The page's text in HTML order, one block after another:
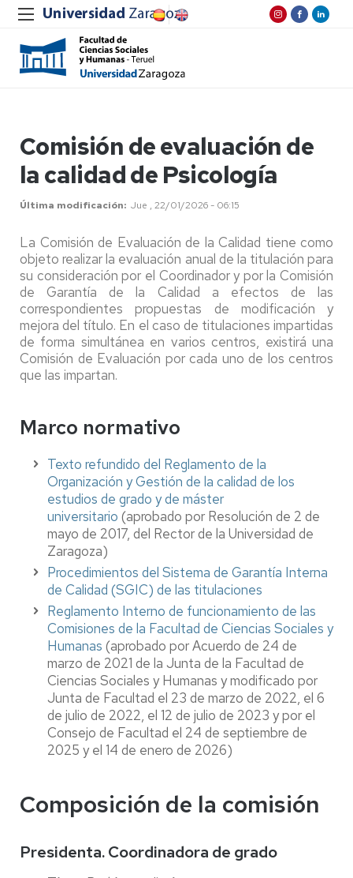
Comisión de evaluación de
la calidad de Psicología
Última modificación Jue , 22/01/2026 - 06:15
La Comisión de Evaluación de la Calidad tiene como
objeto realizar la evaluación anual de la titulación para
su consideración por el Coordinador y por la Comisión
de Garantía de la Calidad a efectos de las
correspondientes propuestas de modificación y
mejora del título. En el caso de titulaciones impartidas
de forma simultánea en varios centros, existirá una
Comisión de Evaluación por cada uno de los centros
que las impartan.
Marco normativo
Texto refundido del Reglamento de la
Organización y Gestión de la calidad de los
estudios de grado y de máster
universitario (aprobado por Resolución de 2 de
mayo de 2017, del Rector de la Universidad de
Zaragoza)
Procedimientos del Sistema de Garantía Interna
de Calidad (SGIC) de las titulaciones
Reglamento Interno de funcionamiento de las
Comisiones de la Facultad de Ciencias Sociales y
Humanas (aprobado por Acuerdo de 24 de
marzo de 2021 de la Junta de la Facultad de
Ciencias Sociales y Humanas y modificado por
Junta de Facultad el 23 de marzo de 2022, el 6
de julio de 2022, el 12 de julio de 2023 y por el
Consejo de Facultad el 24 de septiembre de
2025 y el 14 de enero de 2026)
Composición de la comisión
Presidenta. Coordinadora de grado